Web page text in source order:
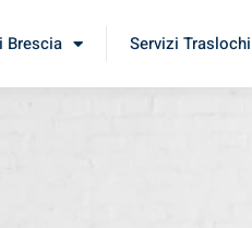
Brescia Servizi